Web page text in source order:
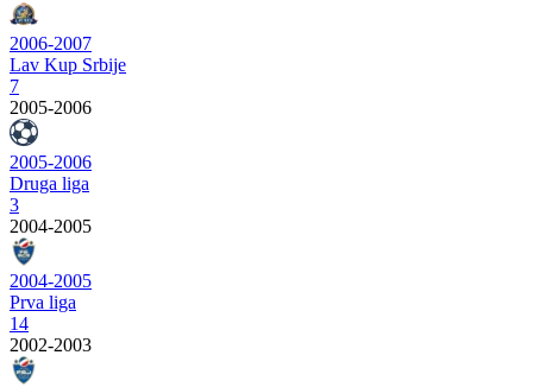
2006-2007
Lav Kup Srbije
7
2005-2006
2005-2006
Druga liga
3
2004-2005
2004-2005
Prva liga
14
2002-2003